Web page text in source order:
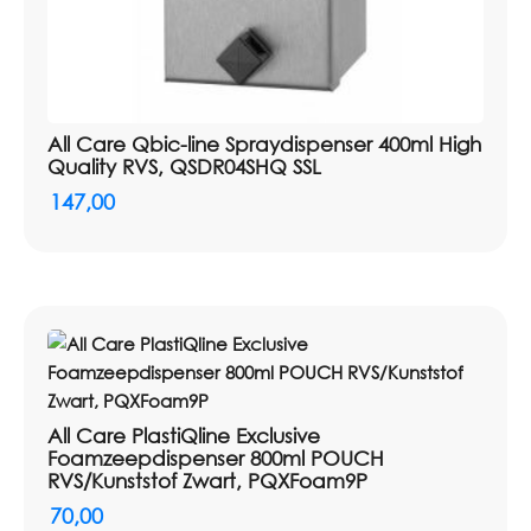
All Care Qbic-line Spraydispenser 400ml High
Quality RVS, QSDR04SHQ SSL
147,00
All Care PlastiQline Exclusive
Foamzeepdispenser 800ml POUCH
RVS/Kunststof Zwart, PQXFoam9P
70,00